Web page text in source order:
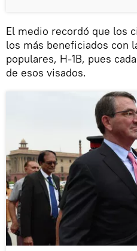
El medio recordó que los
los más beneficiados con
populares, H-1B, pues
de esos visados.